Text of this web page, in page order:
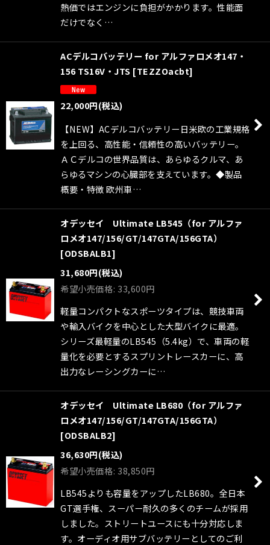
熱価ではエンジンに負担がかかります。性能面
だけでなく…
ACデルコバッテリー for アルファロメオ147・
156 TS16V・JTS [TEZZOacbt]
22,000円(税込)
【NEW】ACデルコバッテリー日米欧の工業規格
を上回る、高性能・信頼性の高いバッテリー。
ＡＣデルコの世界品質は、あらゆるクルマ、あ
らゆるマシンの心臓部を支えています。◆製品
概要・特徴 欧州車…
オデッセイ Ultimate LB545（for アルファ
ロメオ147/156/GT/147GTA/156GTA）
[ODSBALB1]
31,680円(税込)
希望小売価格: 33,600円
軽量コンパクトなスポーツタイプは、競技車両
や輸入バイクを中心とした大型バイクに最適。
シリーズ最軽量のLB545（5.4kg）で、車両の軽
量化を必要とするスプリントレースカーに、高
出力なレーシングカーに…
オデッセイ Ultimate LB680（for アルファ
ロメオ147/156/GT/147GTA/156GTA）
[ODSBALB2]
36,630円(税込)
希望小売価格: 38,850円
LB545よりも容量をアップしたLB680。全日本
GT選手権、スーパー耐久の多くのチームが採用
しました。ストリートユースにも十分対応しま
す。オーディオ用サブバッテリーとしてのご利